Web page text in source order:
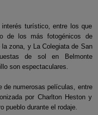
interés turístico, entre los que
de los más fotogénicos de
zona, y La Colegiata de San
de sol en Belmonte
son espectaculares.
de numerosas películas, entre
por Charlton Heston y
pueblo durante el rodaje.